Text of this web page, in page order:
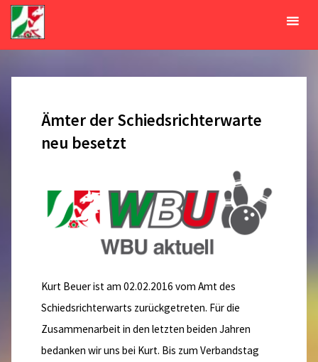
Zum
Inhalt
springenTag:
Ämter der Schiedsrichterwarte
neu besetzt
Kurt Beuer ist am 02.02.2016 vom Amt des
Schiedsrichterwarts zurückgetreten. Für die
Zusammenarbeit in den letzten beiden Jahren
bedanken wir uns bei Kurt. Bis zum Verbandstag